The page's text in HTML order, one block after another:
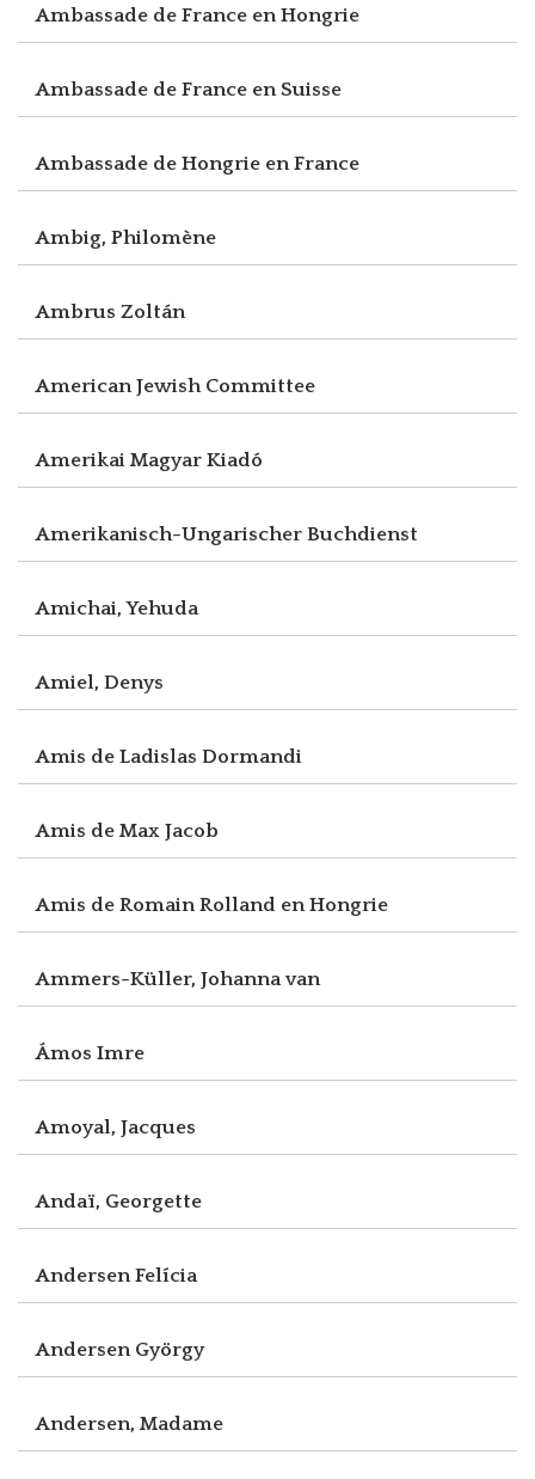
Ambassade de France en Hongrie
Ambassade de France en Suisse
Ambassade de Hongrie en France
Ambig, Philomène
Ambrus Zoltán
American Jewish Committee
Amerikai Magyar Kiadó
Amerikanisch-Ungarischer Buchdienst
Amichai, Yehuda
Amiel, Denys
Amis de Ladislas Dormandi
Amis de Max Jacob
Amis de Romain Rolland en Hongrie
Ammers-Küller, Johanna van
Ámos Imre
Amoyal, Jacques
Andaï, Georgette
Andersen Felícia
Andersen György
Andersen, Madame